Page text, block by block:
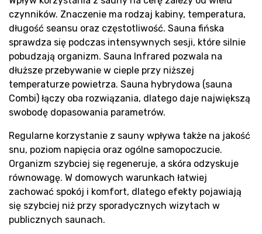
czynników. Znaczenie ma rodzaj kabiny, temperatura,
długość seansu oraz częstotliwość. Sauna fińska
sprawdza się podczas intensywnych sesji, które silnie
pobudzają organizm. Sauna Infrared pozwala na
dłuższe przebywanie w cieple przy niższej
temperaturze powietrza. Sauna hybrydowa (sauna
Combi) łączy oba rozwiązania, dlatego daje największą
swobodę dopasowania parametrów.
Regularne korzystanie z sauny wpływa także na jakość
snu, poziom napięcia oraz ogólne samopoczucie.
Organizm szybciej się regeneruje, a skóra odzyskuje
równowagę. W domowych warunkach łatwiej
zachować spokój i komfort, dlatego efekty pojawiają
się szybciej niż przy sporadycznych wizytach w
publicznych saunach.